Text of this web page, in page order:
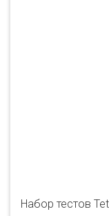
Набор тестов